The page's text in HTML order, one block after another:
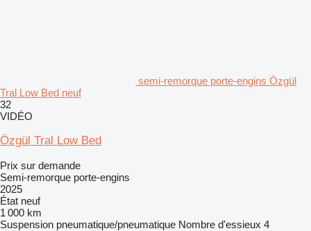
semi-remorque porte-engins Özgül
Tral Low Bed neuf
32
VIDÉO
Özgül Tral Low Bed
Prix sur demande
Semi-remorque porte-engins
2025
État neuf
1 000 km
Suspension pneumatique/pneumatique Nombre d'essieux 4